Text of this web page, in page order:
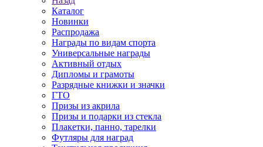
Каталог
Новинки
Распродажа
Награды по видам спорта
Универсальные награды
Активный отдых
Дипломы и грамоты
Разрядные книжки и значки
ГТО
Призы из акрила
Призы и подарки из стекла
Плакетки, панно, тарелки
Футляры для наград